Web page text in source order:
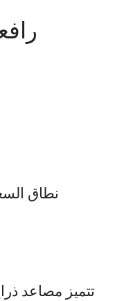
نطاق السعر
تتميز مصاعد